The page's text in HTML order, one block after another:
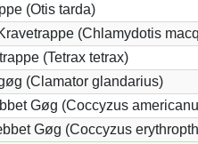
(Otis tarda)
(Chlamydotis
(Tetrax tetrax)
(Clamator glandarius)
Gøg (Coccyzus
Gøg (Coccyzus